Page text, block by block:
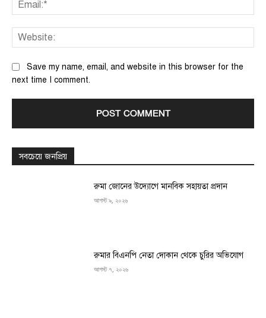
Save my name, email, and website in this browser for the
next time I comment.
সবচেয়ে জনপ্রিয়
রুমা জোনের উদ্যোগে মানবিক সহায়তা প্রদান
আগস্ট ৯, ২০২৬
রুমার বিএনপি নেতা দোকান থেকে চুরির অভিযোগ
আগস্ট ৭, ২০২৬